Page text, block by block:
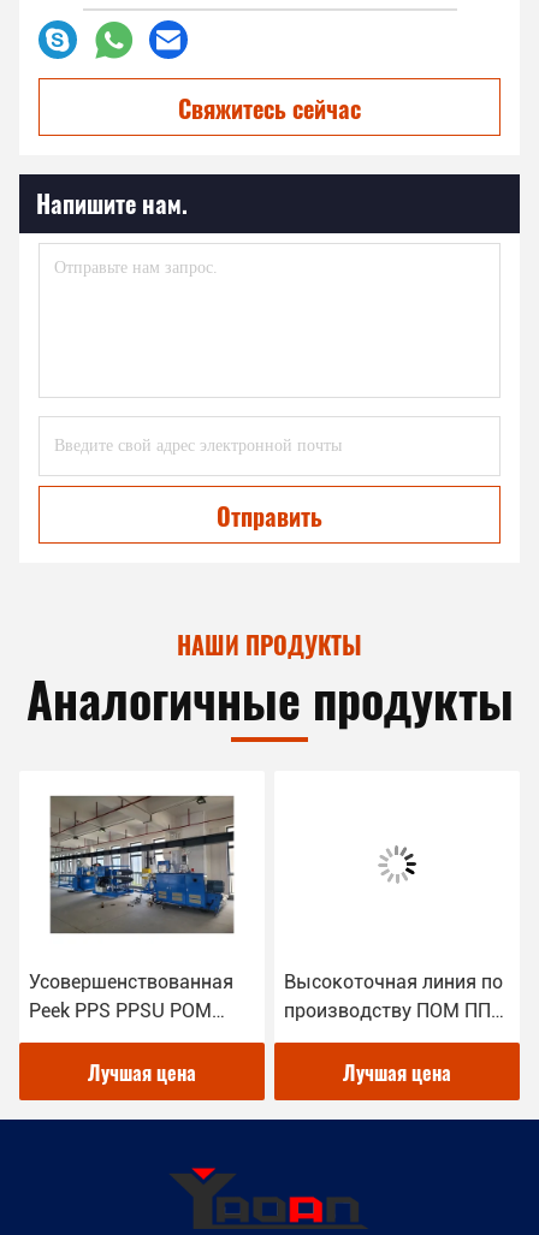
Свяжитесь сейчас
Напишите нам.
Отправить
НАШИ ПРОДУКТЫ
Аналогичные продукты
Усовершенствованная
Peek PPS PPSU POM
Bar/Stick/Rod Extrusion
Machine для
высокотехнологичной
промышленности
Лучшая цена
Высокоточная линия по
производству ПОМ ПП
ПЭ-ствол/палку/штангу
высокотехнологичной
промышленности
Лучшая цена